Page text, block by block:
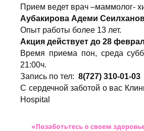
Прием ведет врач –маммолог-
Аубакирова Адеми
Опыт работы более 13 лет.
Акция действует до 28
Время приема пон, среда
21:00ч.
Запись по тел: 8(727) 310-01-03
С сердечной заботой о вас
Hospital